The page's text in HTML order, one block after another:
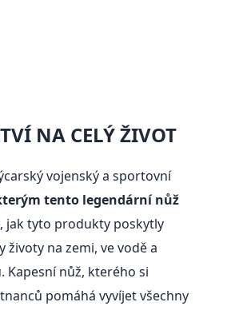
NA CELÝ ŽIVOT
vojenský a sportovní
tento legendární nůž
jak tyto produkty poskytly
na zemi, ve vodě a
Kapesní nůž, kterého si
pomáhá vyvíjet všechny